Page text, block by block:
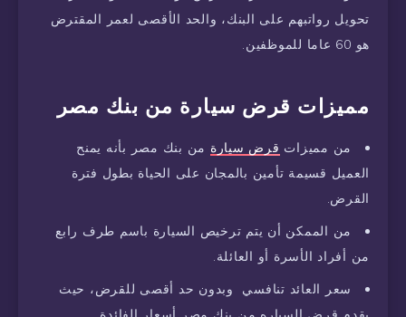
تحويل رواتبهم على البنك، والحد الأقصى لعمر المقترض
هو 60 عاما للموظفين.
مميزات قرض سيارة من بنك مصر
من مميزات قرض سيارة من بنك مصر بأنه يمنح
العميل قسيمة تأمين بالمجان على الحياة بطول فترة
القرض.
من الممكن أن يتم ترخيص السيارة باسم طرف رابع
من أفراد الأسرة أو العائلة.
سعر العائد تنافسي وبدون حد أقصى للقرض، حيث